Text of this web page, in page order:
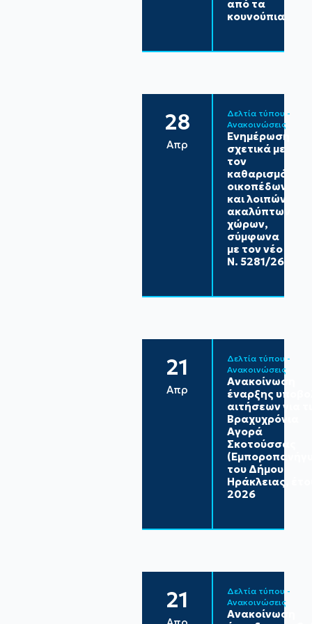
από τα
κουνούπια
28
Απρ
Δελτία τύπου -
Ανακοινώσεις
Ενημέρωση
σχετικά με
τον
καθαρισμό
οικοπέδων
και λοιπών
ακαλύπτων
χώρων,
σύμφωνα
με τον νέο
Ν. 5281/26
21
Απρ
Δελτία τύπου -
Ανακοινώσεις
Ανακοίνωση
έναρξης
αιτήσεων για
Βραχυχρόνια
Αγορά
Σκοτούσσας
του Δήμου
Ηράκλειας,
2026
21
Δελτία τύπου -
Ανακοινώσεις
Ανακοίνωση